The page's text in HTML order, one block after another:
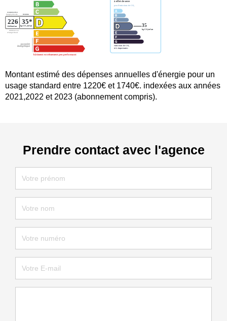
Montant estimé des dépenses annuelles d'énergie pour un
usage standard entre 1220€ et 1740€. indexées aux années
2021,2022 et 2023 (abonnement compris).
Prendre contact avec l'agence